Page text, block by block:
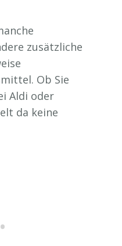
zusätzliche
Ob Sie
Aldi oder
da keine